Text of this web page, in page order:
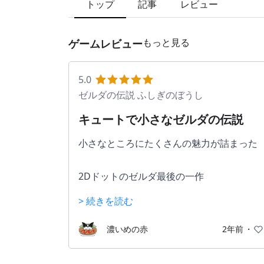
トップ 記事 レビュー
ゲームレビューもっと見る
5.0
ゼルダの伝説 ふしぎのぼうし
キュートで小さなゼルダの伝説
小さなところにたくさんの魅力が詰まった
2Dドットのゼルダ最後の一作
> 続きを読む
濃いめの赤 2年前 ・